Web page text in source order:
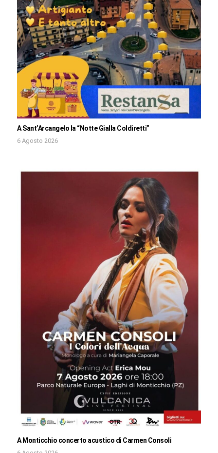
A Sant’Arcangelo la “Notte Gialla Coldiretti”
6 Agosto 2026
A Monticchio concerto acustico di Carmen Consoli